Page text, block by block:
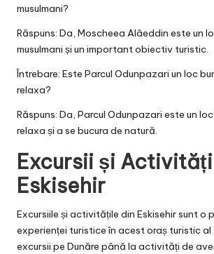
musulmani?
Răspuns: Da, Moscheea Alâeddin este un
musulmani și un important obiectiv turistic.
Întrebare: Este Parcul Odunpazari un loc
relaxa?
Răspuns: Da, Parcul Odunpazari este un
relaxa și a se bucura de natură.
Excursii și
Eskisehir
Excursiile și activitățile din Eskisehir sunt o
experienței turistice în acest oraș turistic al
excursii pe Dunăre până la activități de